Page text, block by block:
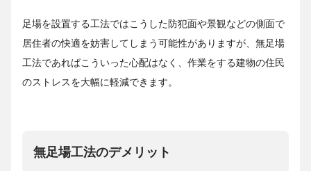
足場を設置する工法ではこうした防犯面や景観などの側面で
居住者の快適を妨害してしまう可能性がありますが、無足場
工法であればこういった心配はなく、作業をする建物の住民
のストレスを大幅に軽減できます。
無足場工法のデメリット